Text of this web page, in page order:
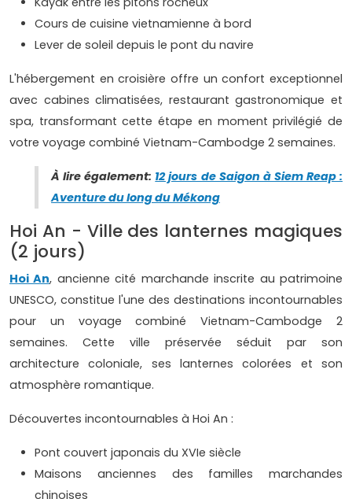
Cours de cuisine vietnamienne à bord
Lever de soleil depuis le pont du navire
L'hébergement en croisière offre un confort exceptionnel
avec cabines climatisées, restaurant gastronomique et
spa, transformant cette étape en moment privilégié de
votre voyage combiné Vietnam-Cambodge 2 semaines.
À lire également: 12 jours de Saigon à Siem Reap :
Aventure du long du Mékong
Hoi An - Ville des lanternes magiques
(2 jours)
Hoi An, ancienne cité marchande inscrite au patrimoine
UNESCO, constitue l'une des destinations incontournables
pour un voyage combiné Vietnam-Cambodge 2
semaines. Cette ville préservée séduit par son
architecture coloniale, ses lanternes colorées et son
atmosphère romantique.
Découvertes incontournables à Hoi An :
Pont couvert japonais du XVIe siècle
Maisons anciennes des familles marchandes
chinoises